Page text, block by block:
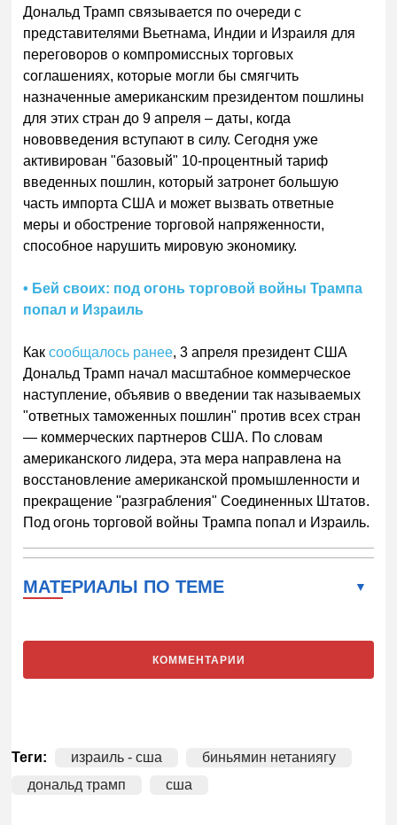
Дональд Трамп связывается по очереди с
представителями Вьетнама, Индии и Израиля для
переговоров о компромиссных торговых
соглашениях, которые могли бы смягчить
назначенные американским президентом пошлины
для этих стран до 9 апреля – даты, когда
нововведения вступают в силу. Сегодня уже
активирован "базовый" 10-процентный тариф
введенных пошлин, который затронет большую
часть импорта США и может вызвать ответные
меры и обострение торговой напряженности,
способное нарушить мировую экономику.
• Бей своих: под огонь торговой войны Трампа
попал и Израиль
Каксообщалось ранее, 3 апреля президент США
Дональд Трамп начал масштабное коммерческое
наступление, объявив о введении так называемых
"ответных таможенных пошлин" против всех стран
— коммерческих партнеров США. По словам
американского лидера, эта мера направлена на
восстановление американской промышленности и
прекращение "разграбления" Соединенных Штатов.
Под огонь торговой войны Трампа попал и Израиль.
МАТЕРИАЛЫ ПО ТЕМЕ
КОММЕНТАРИИ
Теги: израиль - сша
биньямин нетаниягу
дональд трамп
сша